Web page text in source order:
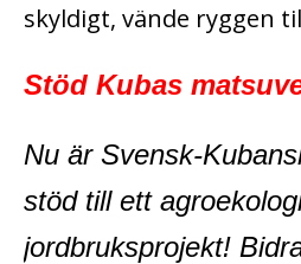
skyldigt, vände ryggen
Stöd Kubas
Nu är Svensk-
stöd till ett
jordbruksprojekt!